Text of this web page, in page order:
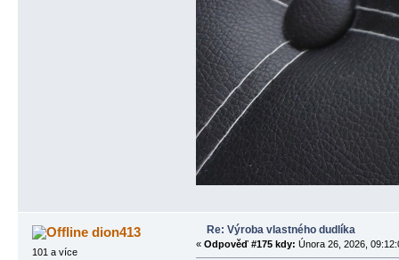
dion413
101 a více
Re: Výroba vlastného dudlíka
« Odpověď #175 kdy: Února 26, 2026,